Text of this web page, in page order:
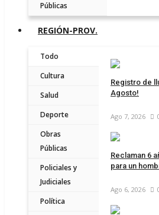
Públicas
REGIÓN-PROV.
Todo
Cultura
Salud
Deporte
Obras
Públicas
Policiales y
Judiciales
Política
Registro de
Agosto!
Ago 7, 2026
Reclaman 6
para un
Ago 6, 2026